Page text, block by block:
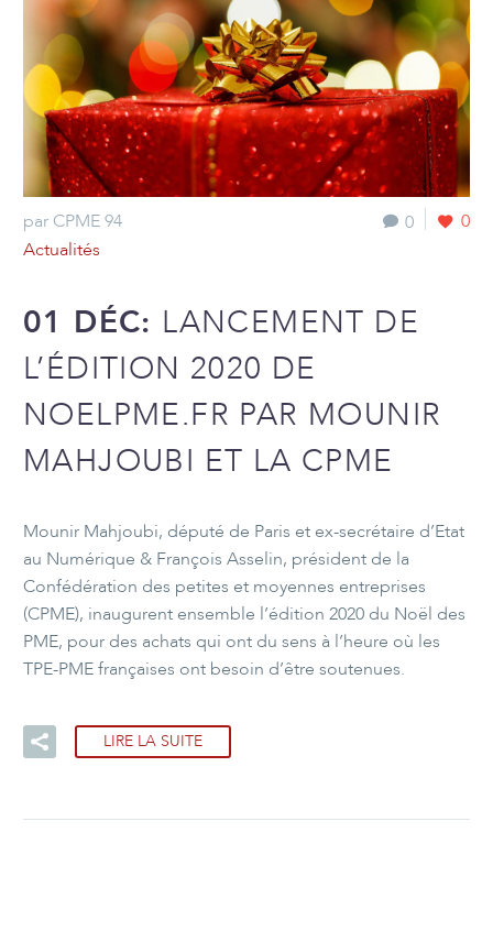
0 0
par CPME 94
Actualités
01 DÉC: LANCEMENT DE
L’ÉDITION 2020 DE
NOELPME.FR PAR MOUNIR
MAHJOUBI ET LA CPME
Mounir Mahjoubi, député de Paris et ex-secrétaire d’Etat
au Numérique & François Asselin, président de la
Confédération des petites et moyennes entreprises
(CPME), inaugurent ensemble l’édition 2020 du Noël des
PME, pour des achats qui ont du sens à l’heure où les
TPE-PME françaises ont besoin d’être soutenues.
LIRE LA SUITE